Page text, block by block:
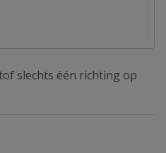
slechts één richting op